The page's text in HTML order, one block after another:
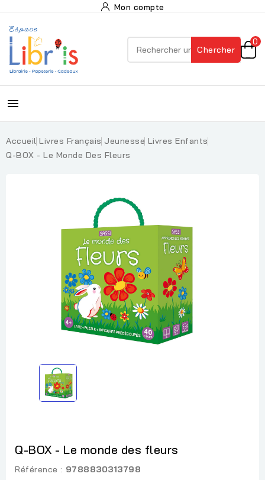
Mon compte
Chercher
0

Accueil Livres Français Jeunesse Livres Enfants
Q-BOX - Le Monde Des Fleurs
Q-BOX - Le monde des fleurs
Référence : 9788830313798